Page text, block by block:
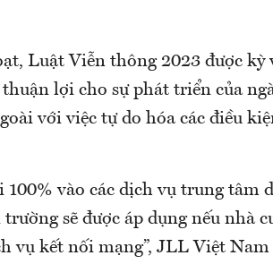
Luật Viễn thông 2023 được kỳ
lợi cho sự phát triển của
với việc tự do hóa các điều
100% vào các dịch vụ trung tâm
sẽ được áp dụng nếu nhà
vụ kết nối mạng”, JLL Việt Nam